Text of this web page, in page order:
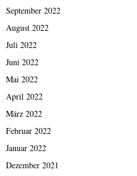
September 2022
August 2022
Juli 2022
Juni 2022
Mai 2022
April 2022
März 2022
Februar 2022
Januar 2022
Dezember 2021